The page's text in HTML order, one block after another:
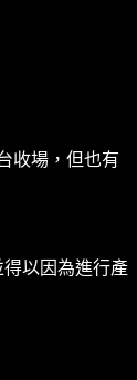
收場，但也有
以因為進行產